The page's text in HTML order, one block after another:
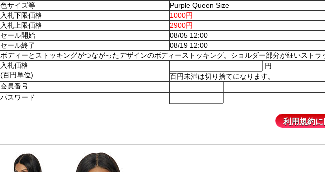
色サイズ等
Purple Queen Size
入札下限価格
1000円
入札上限価格
2900円
セール開始
08/05 12:00
セール終了
08/19 12:00
ボディーとストッキングがつながったデザインのボディーストッキング。ショルダー部分が細いスト
入札価格
(百円単位)
円
百円未満は切り捨てになります。
会員番号
パスワード